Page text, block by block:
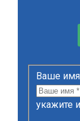
Ваше имя
укажите